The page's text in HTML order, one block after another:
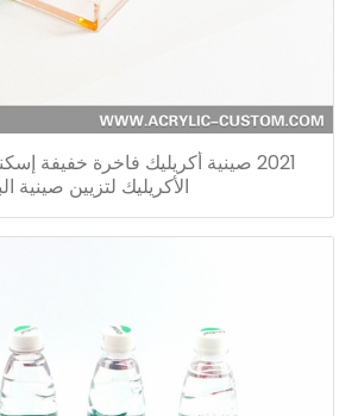
2021 صينية أكريليك فاخرة خفيفة
الأكريليك لتزيين صينية